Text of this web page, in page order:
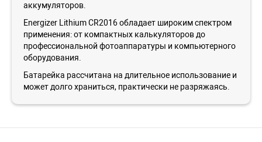
аккумуляторов.
Energizer Lithium CR2016 обладает широким спектром
применения: от компактных калькуляторов до
профессиональной фотоаппаратуры и компьютерного
оборудования.
Батарейка рассчитана на длительное использование и
может долго храниться, практически не разряжаясь.